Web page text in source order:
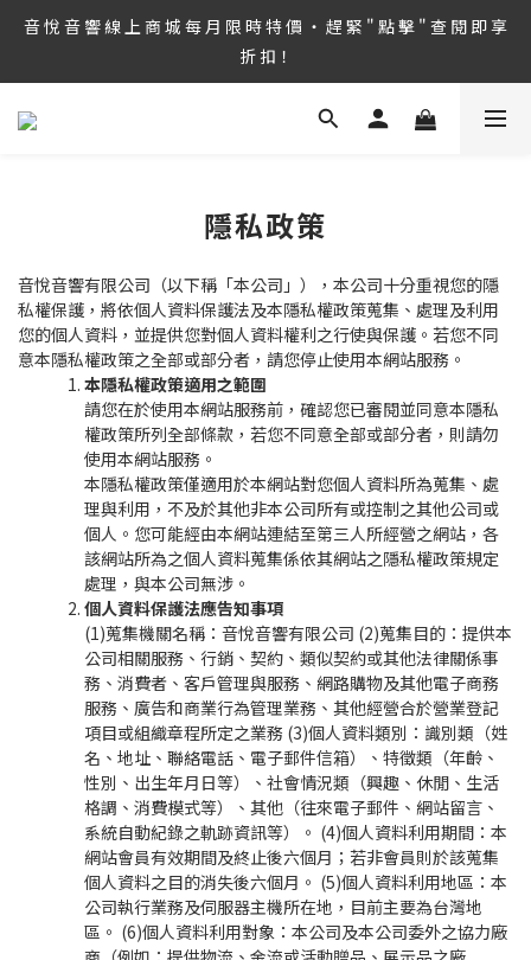
8/6 ~ 8/9 第36屆 TAA 國 際 Hi-End 音 響 大 展 情 熱 開 演 ‧  音 悅
音 響 1127 號 房 期 待 與 您 相 見
音 悅 音 響 線 上 商 城 每 月 限 時 特 價 ‧ 趕 緊 " 點 擊 " 查 閱 即 享
折 扣！
8/6 ~ 8/9 第36屆 TAA 國 際 Hi-End 音 響 大 展 情 熱 開 演 ‧  音 悅
隱私政策
音悅音響有限公司（以下稱「本公司」），本公司十分重視您的隱
私權保護，將依個人資料保護法及本隱私權政策蒐集、處理及利用
您的個人資料，並提供您對個人資料權利之行使與保護。若您不同
意本隱私權政策之全部或部分者，請您停止使用本網站服務。
本隱私權政策適用之範圍
請您在於使用本網站服務前，確認您已審閱並同意本隱私
權政策所列全部條款，若您不同意全部或部分者，則請勿
使用本網站服務。
本隱私權政策僅適用於本網站對您個人資料所為蒐集、處
理與利用，不及於其他非本公司所有或控制之其他公司或
個人。您可能經由本網站連結至第三人所經營之網站，各
該網站所為之個人資料蒐集係依其網站之隱私權政策規定
處理，與本公司無涉。
個人資料保護法應告知事項
(1)蒐集機關名稱：音悅音響有限公司 (2)蒐集目的：提供本
公司相關服務、行銷、契約、類似契約或其他法律關係事
務、消費者、客戶管理與服務、網路購物及其他電子商務
服務、廣告和商業行為管理業務、其他經營合於營業登記
項目或組織章程所定之業務 (3)個人資料類別：識別類（姓
名、地址、聯絡電話、電子郵件信箱）、特徵類（年齡、
性別、出生年月日等）、社會情況類（興趣、休閒、生活
格調、消費模式等）、其他（往來電子郵件、網站留言、
系統自動紀錄之軌跡資訊等）。 (4)個人資料利用期間：本
網站會員有效期間及終止後六個月；若非會員則於該蒐集
個人資料之目的消失後六個月。 (5)個人資料利用地區：本
公司執行業務及伺服器主機所在地，目前主要為台灣地
區。 (6)個人資料利用對象：本公司及本公司委外之協力廠